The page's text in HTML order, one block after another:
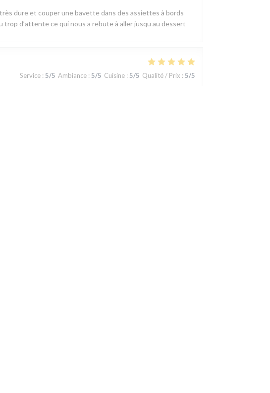
dure et couper une bavette dans des assiettes à bords
d’attente ce qui nous a rebute à aller jusqu au dessert
Service : 5/5 Ambiance : 5/5 Cuisine : 5/5 Qualité / Prix : 5/5